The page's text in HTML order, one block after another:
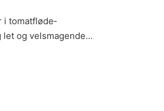
i to­mat­flø­de­
let og velsmagende…